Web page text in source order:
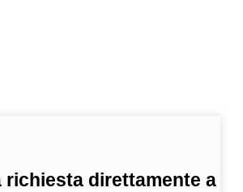
richiesta direttamente a